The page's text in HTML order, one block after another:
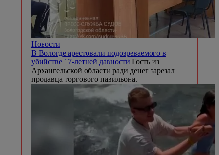
Новости
В Вологде арестовали подозреваемого в
убийстве 17-летней давности Гость из
Архангельской области ради денег зарезал
продавца торгового павильона.